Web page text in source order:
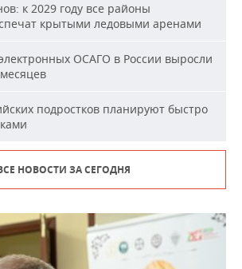
к 2029 году все районы
крытыми ледовыми аренами
ОСАГО в России выросли
подростков планируют быстро
НОВОСТИ ЗА СЕГОДНЯ